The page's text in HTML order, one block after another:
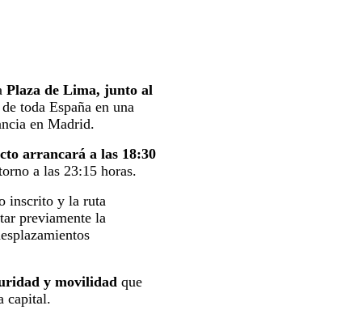
Plaza de Lima, junto al
toda España en una
en Madrid.
arrancará a las 18:30
a las 23:15 horas.
inscrito y la ruta
previamente la
y movilidad que
capital.